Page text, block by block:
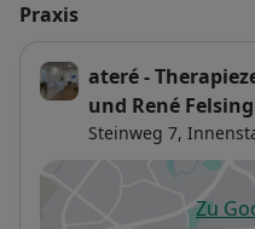
Praxis
ateré -
und René Felsing
Steinweg 7,
Zu